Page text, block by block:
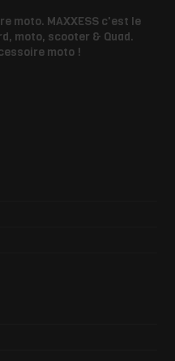
moto. MAXXESS c'est le
moto, scooter & Quad.
moto !